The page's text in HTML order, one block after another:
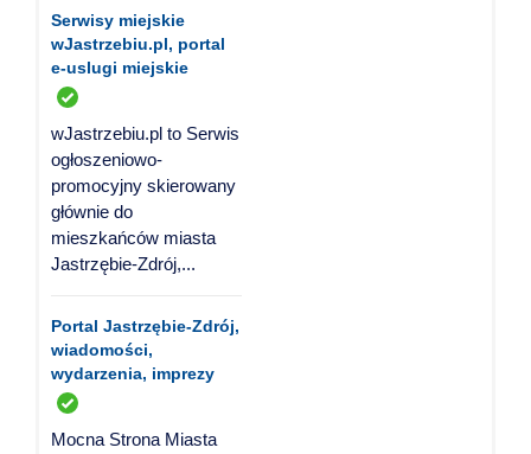
Serwisy miejskie
wJastrzebiu.pl, portal
e-uslugi miejskie
wJastrzebiu.pl to Serwis
ogłoszeniowo-
promocyjny skierowany
głównie do
mieszkańców miasta
Jastrzębie-Zdrój,...
Portal Jastrzębie-Zdrój,
wiadomości,
wydarzenia, imprezy
Mocna Strona Miasta